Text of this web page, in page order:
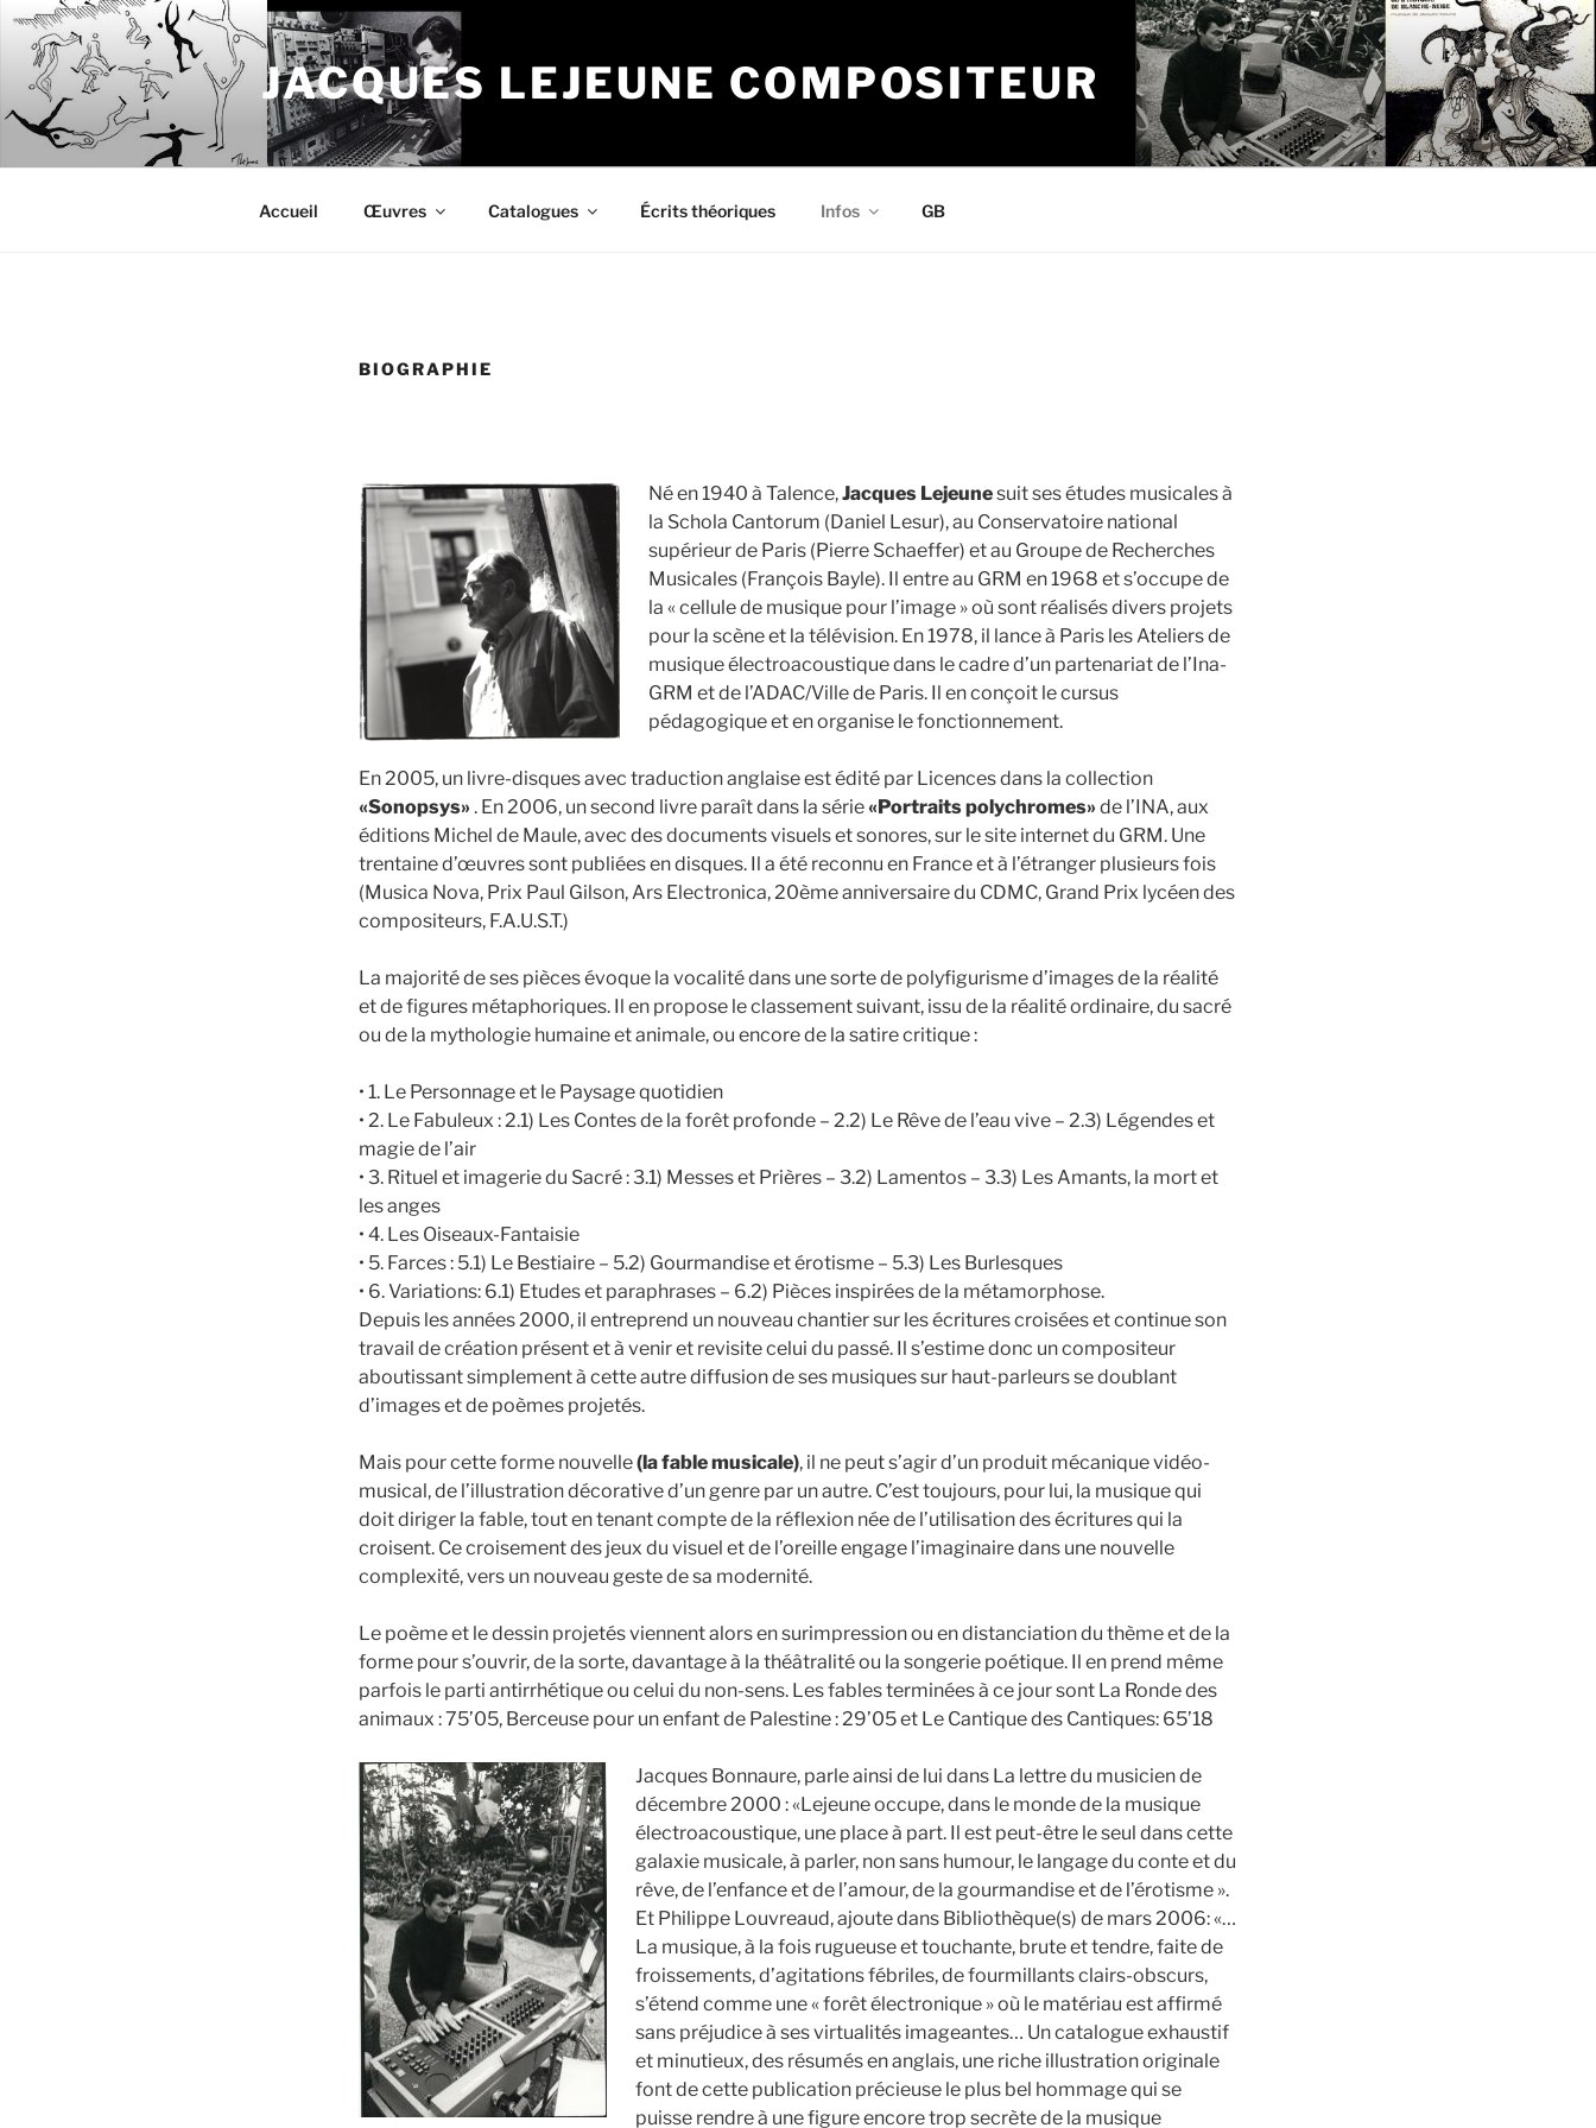
Aller
contenu
principal
JACQUES LEJEUNE COMPOSITEUR
Accueil Œuvres Catalogues Écrits théoriques Infos GB
BIOGRAPHIE
Né en 1940 à Talence,Jacques Lejeunesuit ses études musicales à
la Schola Cantorum (Daniel Lesur), au Conservatoire national
supérieur de Paris (Pierre Schaeffer) et au Groupe de Recherches
Musicales (François Bayle). Il entre au GRM en 1968 et s’occupe de
la « cellule de musique pour l’image » où sont réalisés divers projets
pour la scène et la télévision. En 1978, il lance à Paris les Ateliers de
musique électroacoustique dans le cadre d’un partenariat de l’Ina-
GRM et de l’ADAC/Ville de Paris. Il en conçoit le cursus
pédagogique et en organise le fonctionnement.
En 2005, un livre-disques avec traduction anglaise est édité par Licences dans la collection
«Sonopsys» . En 2006, un second livre paraît dans la série «Portraits polychromes» de l’INA, aux
éditions Michel de Maule, avec des documents visuels et sonores, sur le site internet du GRM. Une
trentaine d’œuvres sont publiées en disques. Il a été reconnu en France et à l’étranger plusieurs fois
(Musica Nova, Prix Paul Gilson, Ars Electronica, 20ème anniversaire du CDMC, Grand Prix lycéen des
compositeurs, F.A.U.S.T.)
La majorité de ses pièces évoque la vocalité dans une sorte de polyfigurisme d’images de la réalité
et de figures métaphoriques. Il en propose le classement suivant, issu de la réalité ordinaire, du sacré
ou de la mythologie humaine et animale, ou encore de la satire critique :
• 1. Le Personnage et le Paysage quotidien
• 2. Le Fabuleux : 2.1) Les Contes de la forêt profonde – 2.2) Le Rêve de l’eau vive – 2.3) Légendes et
magie de l’air
• 3. Rituel et imagerie du Sacré : 3.1) Messes et Prières – 3.2) Lamentos – 3.3) Les Amants, la mort et
les anges
• 4. Les Oiseaux-Fantaisie
• 5. Farces : 5.1) Le Bestiaire – 5.2) Gourmandise et érotisme – 5.3) Les Burlesques
• 6. Variations: 6.1) Etudes et paraphrases – 6.2) Pièces inspirées de la métamorphose.
Depuis les années 2000, il entreprend un nouveau chantier sur les écritures croisées et continue son
travail de création présent et à venir et revisite celui du passé. Il s’estime donc un compositeur
aboutissant simplement à cette autre diffusion de ses musiques sur haut-parleurs se doublant
d’images et de poèmes projetés.
Mais pour cette forme nouvelle(la fable musicale), il ne peut s’agir d’un produit mécanique vidéo-
musical, de l’illustration décorative d’un genre par un autre. C’est toujours, pour lui, la musique qui
doit diriger la fable, tout en tenant compte de la réflexion née de l’utilisation des écritures qui la
croisent. Ce croisement des jeux du visuel et de l’oreille engage l’imaginaire dans une nouvelle
complexité, vers un nouveau geste de sa modernité.
Le poème et le dessin projetés viennent alors en surimpression ou en distanciation du thème et de la
forme pour s’ouvrir, de la sorte, davantage à la théâtralité ou la songerie poétique. Il en prend même
parfois le parti antirrhétique ou celui du non-sens. Les fables terminées à ce jour sont La Ronde des
animaux : 75’05, Berceuse pour un enfant de Palestine : 29’05 et Le Cantique des Cantiques: 65’18
Jacques Bonnaure, parle ainsi de lui dans La lettre du musicien de
décembre 2000 : «Lejeune occupe, dans le monde de la musique
électroacoustique, une place à part. Il est peut-être le seul dans cette
galaxie musicale, à parler, non sans humour, le langage du conte et du
rêve, de l’enfance et de l’amour, de la gourmandise et de l’érotisme ».
Et Philippe Louvreaud, ajoute dans Bibliothèque(s) de mars 2006: «…
La musique, à la fois rugueuse et touchante, brute et tendre, faite de
froissements, d’agitations fébriles, de fourmillants clairs-obscurs,
s’étend comme une « forêt électronique » où le matériau est affirmé
sans préjudice à ses virtualités imageantes… Un catalogue exhaustif
et minutieux, des résumés en anglais, une riche illustration originale
font de cette publication précieuse le plus bel hommage qui se
puisse rendre à une figure encore trop secrète de la musique